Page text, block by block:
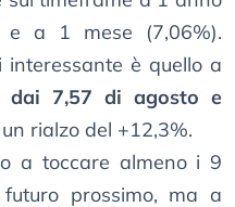
e a 1 mese (7,06%).
interessante è quello a
dai 7,57 di agosto e
rialzo del +12,3%.
a toccare almeno i 9
prossimo, ma a